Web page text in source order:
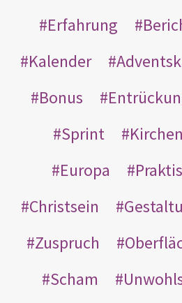
Erfahrung
Kalender
Bonus
Sprint
Europa
Christsein
Zuspruch
Scham